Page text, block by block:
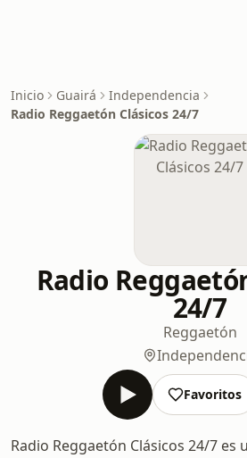
Inicio Guairá
Independencia
Radio Reggaetón Clásicos 24/7
Radio
24/7
Reggaetón
Favoritos
Radio Reggaetón Clásicos 24/7 es